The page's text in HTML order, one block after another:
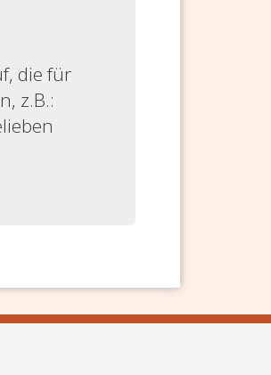
die für
z.B.: